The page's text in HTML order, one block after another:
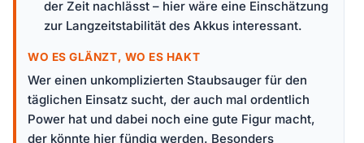
der Zeit nachlässt – hier wäre eine Einschätzung
zur Langzeitstabilität des Akkus interessant.
WO ES GLÄNZT, WO ES HAKT
Wer einen unkomplizierten Staubsauger für den
täglichen Einsatz sucht, der auch mal ordentlich
Power hat und dabei noch eine gute Figur macht,
der könnte hier fündig werden. Besonders